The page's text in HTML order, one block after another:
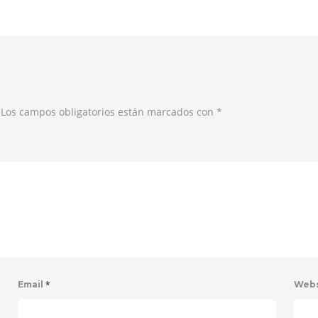
campos obligatorios están marcados con *
Email *